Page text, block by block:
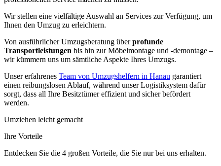
Wir stellen eine vielfältige Auswahl an Services zur Verfügung, um
Ihnen den Umzug zu erleichtern.
Von ausführlicher Umzugsberatung überprofunde
Transportleistungen bis hin zur Möbelmontage und -demontage –
wir kümmern uns um sämtliche Aspekte Ihres Umzugs.
Unser erfahrenes Team von Umzugshelfern in Hanau garantiert
einen reibungslosen Ablauf, während unser Logistiksystem dafür
sorgt, dass all Ihre Besitztümer effizient und sicher befördert
werden.
Umziehen leicht gemacht
Ihre Vorteile
Entdecken Sie die 4 großen Vorteile, die Sie nur bei uns erhalten.